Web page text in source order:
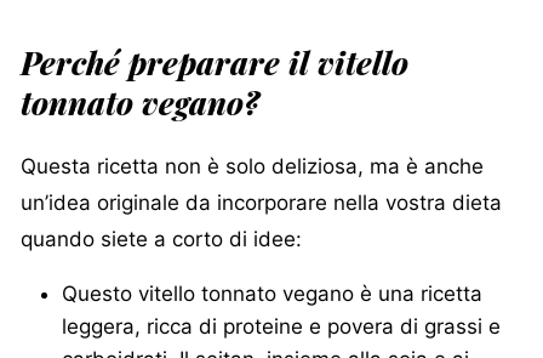
Perché preparare il vitello
tonnato vegano?
Questa ricetta non è solo deliziosa, ma è anche
un’idea originale da incorporare nella vostra dieta
quando siete a corto di idee:
Questo vitello tonnato vegano è una ricetta
leggera, ricca di proteine e povera di grassi e